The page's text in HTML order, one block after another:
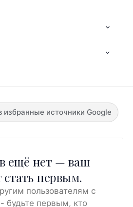
избранные источники Google
ещё нет — ваш
первым.
пользователям с
будьте первым, кто